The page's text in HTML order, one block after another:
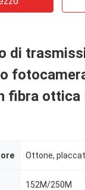
di
fibra ottica
152M/250M